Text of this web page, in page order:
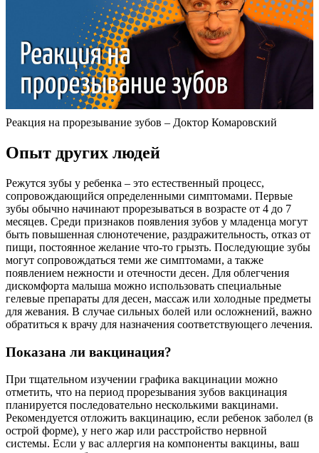
Реакция на прорезывание зубов – Доктор Комаровский
Опыт других людей
Режутся зубы у ребенка – это естественный процесс,
сопровождающийся определенными симптомами. Первые
зубы обычно начинают прорезываться в возрасте от 4 до 7
месяцев. Среди признаков появления зубов у младенца могут
быть повышенная слюнотечение, раздражительность, отказ от
пищи, постоянное желание что-то грызть. Последующие зубы
могут сопровождаться теми же симптомами, а также
появлением нежности и отечности десен. Для облегчения
дискомфорта малыша можно использовать специальные
гелевые препараты для десен, массаж или холодные предметы
для жевания. В случае сильных болей или осложнений, важно
обратиться к врачу для назначения соответствующего лечения.
Показана ли вакцинация?
При тщательном изучении графика вакцинации можно
отметить, что на период прорезывания зубов вакцинация
планируется последовательно несколькими вакцинами.
Рекомендуется отложить вакцинацию, если ребенок заболел (в
острой форме), у него жар или расстройство нервной
системы. Если у вас аллергия на компоненты вакцины, ваш